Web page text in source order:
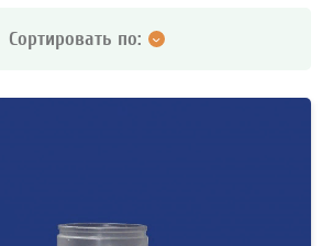
Сортировать по: